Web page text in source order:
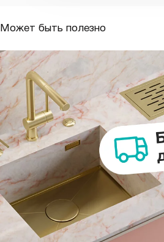
Может быть полезно